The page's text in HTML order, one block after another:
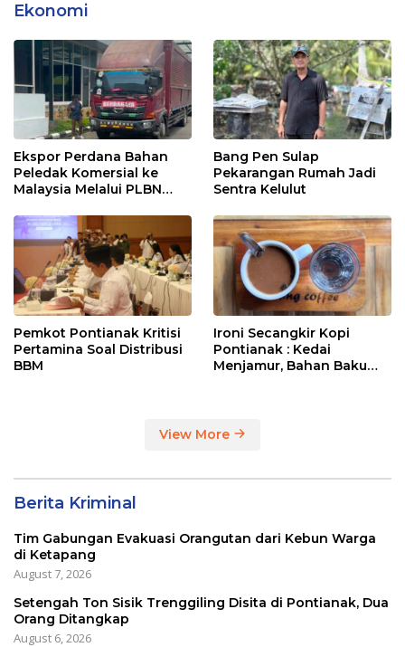
Ekonomi
Ekspor Perdana Bahan
Peledak Komersial ke
Malaysia Melalui PLBN
Bang Pen Sulap
Pekarangan Rumah Jadi
Sentra Kelulut
Pemkot Pontianak Kritisi
Pertamina Soal Distribusi
BBM
Ironi Secangkir Kopi
Pontianak : Kedai
Menjamur, Bahan Baku
View More
Berita Kriminal
Tim Gabungan Evakuasi Orangutan dari Kebun Warga
di Ketapang
August 7, 2026
Setengah Ton Sisik Trenggiling Disita di Pontianak, Dua
Orang Ditangkap
August 6, 2026